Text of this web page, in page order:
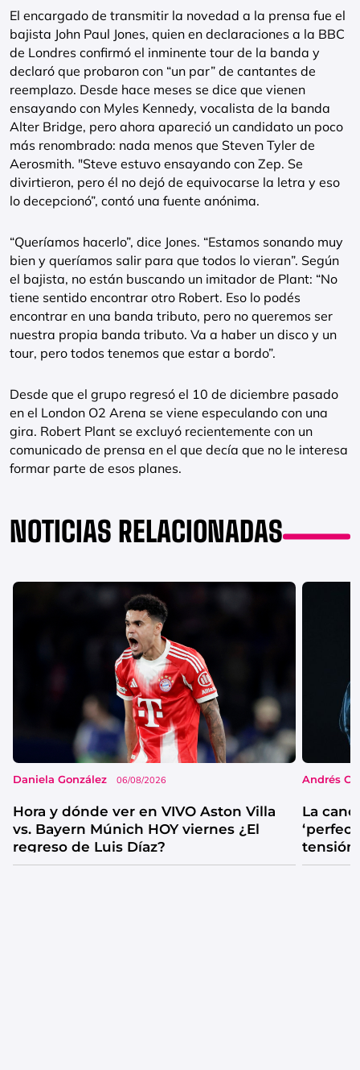
El encargado de transmitir la novedad a la prensa fue el
bajista John Paul Jones, quien en declaraciones a la BBC
de Londres confirmó el inminente tour de la banda y
declaró que probaron con “un par” de cantantes de
reemplazo. Desde hace meses se dice que vienen
ensayando con Myles Kennedy, vocalista de la banda
Alter Bridge, pero ahora apareció un candidato un poco
más renombrado: nada menos que Steven Tyler de
Aerosmith. "Steve estuvo ensayando con Zep. Se
divirtieron, pero él no dejó de equivocarse la letra y eso
lo decepcionó”, contó una fuente anónima.
“Queríamos hacerlo”, dice Jones. “Estamos sonando muy
bien y queríamos salir para que todos lo vieran”. Según
el bajista, no están buscando un imitador de Plant: “No
tiene sentido encontrar otro Robert. Eso lo podés
encontrar en una banda tributo, pero no queremos ser
nuestra propia banda tributo. Va a haber un disco y un
tour, pero todos tenemos que estar a bordo”.
Desde que el grupo regresó el 10 de diciembre pasado
en el London O2 Arena se viene especulando con una
gira. Robert Plant se excluyó recientemente con un
comunicado de prensa en el que decía que no le interesa
formar parte de esos planes.
NOTICIAS RELACIONADAS
Daniela González 06/08/2026
Hora y dónde ver en VIVO Aston Villa
vs. Bayern Múnich HOY viernes ¿El
regreso de Luis Díaz?
Andrés
La
tensión
catarsis